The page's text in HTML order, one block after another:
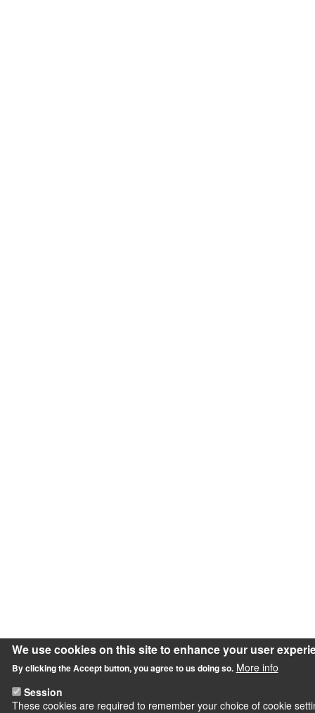
We use cookies on this site to enhance your user
By clicking the Accept button, you agree to us doing so. More info
Session
These cookies are required to remember your choice of cookie